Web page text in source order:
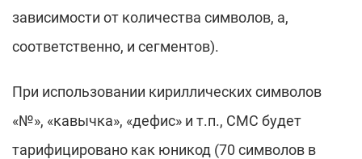
зависимости от количества символов, а,
соответственно, и сегментов).
При использовании кириллических символов
«№», «кавычка», «дефис» и т.п., СМС будет
тарифицировано как юникод (70 символов в